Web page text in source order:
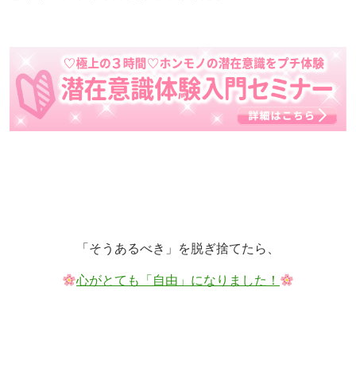
「そうあるべき」を脱ぎ捨てたら、
心がとても「自由」になりました！